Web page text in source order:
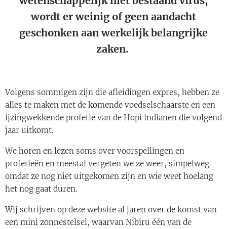
wordt er weinig of geen aandacht
geschonken aan werkelijk belangrijke
zaken.
Volgens sommigen zijn die afleidingen expres, hebben ze
alles te maken met de komende voedselschaarste en een
ijzingwekkende profetie van de Hopi indianen die volgend
jaar uitkomt.
We horen en lezen soms over voorspellingen en
profetieën en meestal vergeten we ze weer, simpelweg
omdat ze nog niet uitgekomen zijn en wie weet hoelang
het nog gaat duren.
Wij schrijven op deze website al jaren over de komst van
een mini zonnestelsel, waarvan Nibiru één van de